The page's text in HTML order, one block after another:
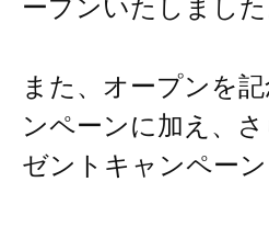
ープンいたしました
また、オープンを
ンペーンに加え、
ゼントキャンペー